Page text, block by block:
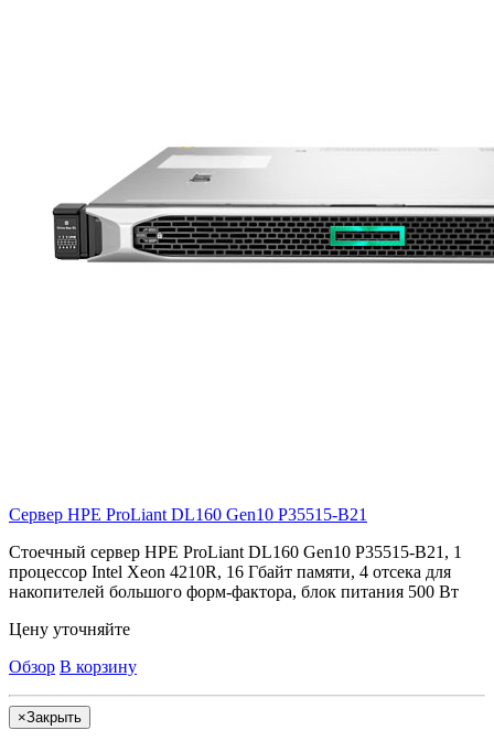
Сервер HPE ProLiant DL160 Gen10 P35515-B21
Стоечный сервер HPE ProLiant DL160 Gen10 P35515-B21, 1
процессор Intel Xeon 4210R, 16 Гбайт памяти, 4 отсека для
накопителей большого форм-фактора, блок питания 500 Вт
Цену уточняйте
Обзор В корзину
×Закрыть